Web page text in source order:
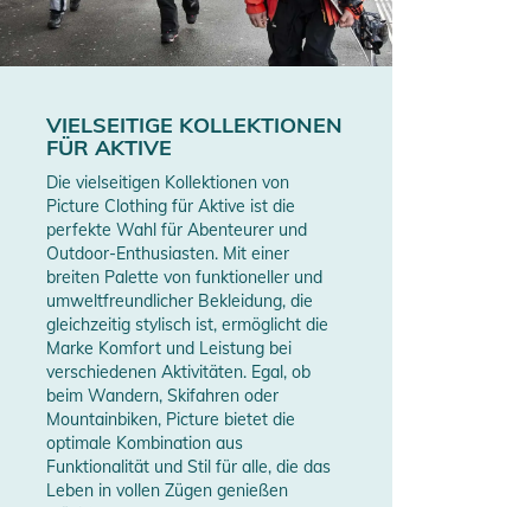
VIELSEITIGE KOLLEKTIONEN
FÜR AKTIVE
Die vielseitigen Kollektionen von
Picture Clothing für Aktive ist die
perfekte Wahl für Abenteurer und
Outdoor-Enthusiasten. Mit einer
breiten Palette von funktioneller und
umweltfreundlicher Bekleidung, die
gleichzeitig stylisch ist, ermöglicht die
Marke Komfort und Leistung bei
verschiedenen Aktivitäten. Egal, ob
beim Wandern, Skifahren oder
Mountainbiken, Picture bietet die
optimale Kombination aus
Funktionalität und Stil für alle, die das
Leben in vollen Zügen genießen